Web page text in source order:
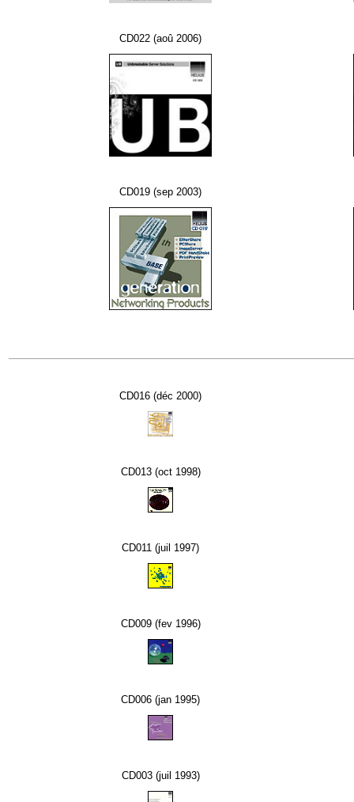
CD022 (aoû 2006)
CD019 (sep 2003)
CD016 (déc 2000)
CD013 (oct 1998)
CD011 (juil 1997)
CD009 (fev 1996)
CD006 (jan 1995)
CD003 (juil 1993)